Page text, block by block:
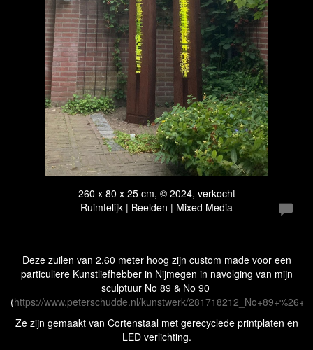
260 x 80 x 25 cm, © 2024, verkocht
Ruimtelijk | Beelden | Mixed Media
Deze zuilen van 2.60 meter hoog zijn custom made voor een
particuliere Kunstliefhebber in Nijmegen in navolging van mijn
sculptuur No 89 & No 90
(https://www.peterschudde.nl/kunstwerk/
Ze zijn gemaakt van Cortenstaal met gerecyclede printplaten en
LED verlichting.